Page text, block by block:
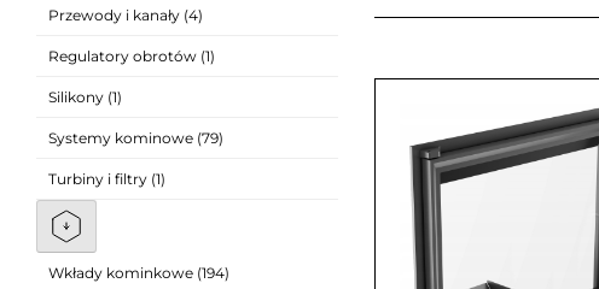
Przewody i kanały (4)
Regulatory obrotów (1)
Silikony (1)
Systemy kominowe (79)
Turbiny i filtry (1)
Wkłady kominkowe (194)